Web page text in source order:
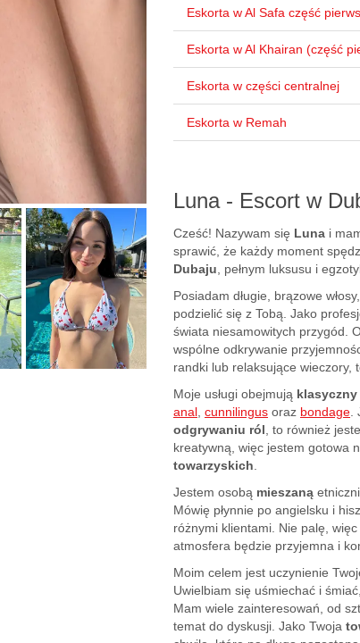
Luna - Escort w
Cześć! Nazywam się Luna i
sprawić, że każdy moment
Dubaju , pełnym luksusu i
Posiadam długie, brązowe
podzielić się z Tobą. Jako
świata niesamowitych przygód.
wspólne odkrywanie
randki lub relaksujące wieczory,
Moje usługi obejmują
anal cunnilingus oraz bondage
odgrywaniu ról , to również
kreatywną, więc jestem gotowa
towarzyskich
Jestem osobą mieszaną
Mówię płynnie po angielsku i
różnymi klientami. Nie palę,
atmosfera będzie przyjemna i
Moim celem jest uczynienie
Uwielbiam się uśmiechać i
Mam wiele zainteresowań, od
temat do dyskusji. Jako Twoja
Eskorta w Al Safa część
Eskorta w Al Khairan (część
Eskorta w części centralnej
Eskorta w Remah